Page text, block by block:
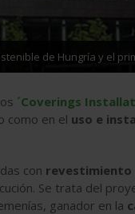
de Hungría y el
´Coverings
como en el uso e
con revestimiento
Se trata del
ganador en la